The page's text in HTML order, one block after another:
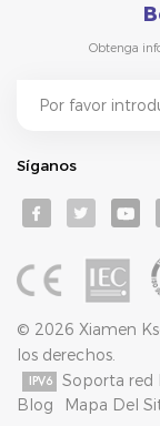
Obtenga
Síganos
© 2026 Xiamen
los derechos.
Soporta red
Blog
Mapa Del